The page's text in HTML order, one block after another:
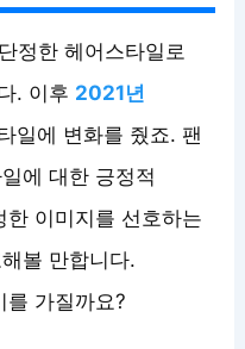
정한 헤어스타일로
. 이후 2021년
일에 변화를 줬죠. 팬
에 대한 긍정적
이미지를 선호하는
볼 만합니다.
를 가질까요?